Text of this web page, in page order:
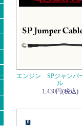
エンジン SPジャンパ
ル
1,430円(税込)